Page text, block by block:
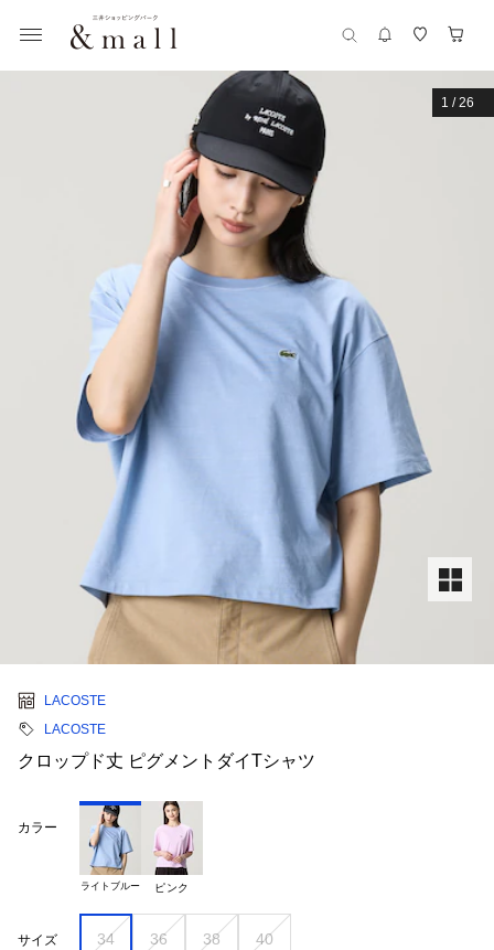
1 /26
LACOSTE
LACOSTE
クロップド丈 ピグメントダイTシャツ
カラー
ライトブルー ピンク
サイズ 34 36 38 40